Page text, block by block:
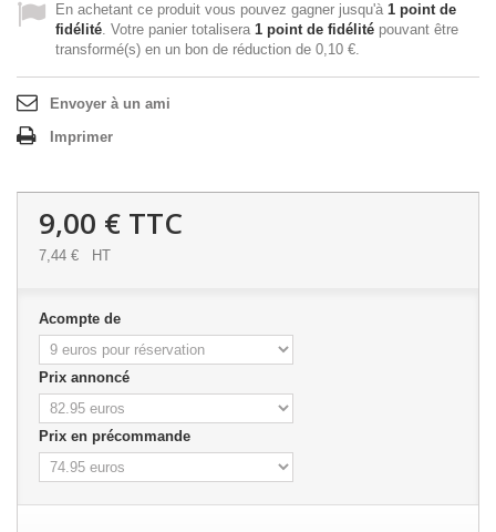
En achetant ce produit vous pouvez gagner jusqu'à 1 point de
fidélité. Votre panier totalisera 1 point de fidélité pouvant être
transformé(s) en un bon de réduction de 0,10 €.
Envoyer à un ami
Imprimer
9,00 € TTC
7,44 € HT
Acompte de
Prix annoncé
Prix en précommande